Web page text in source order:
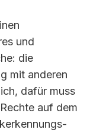
und
die
mit anderen
dafür muss
auf dem